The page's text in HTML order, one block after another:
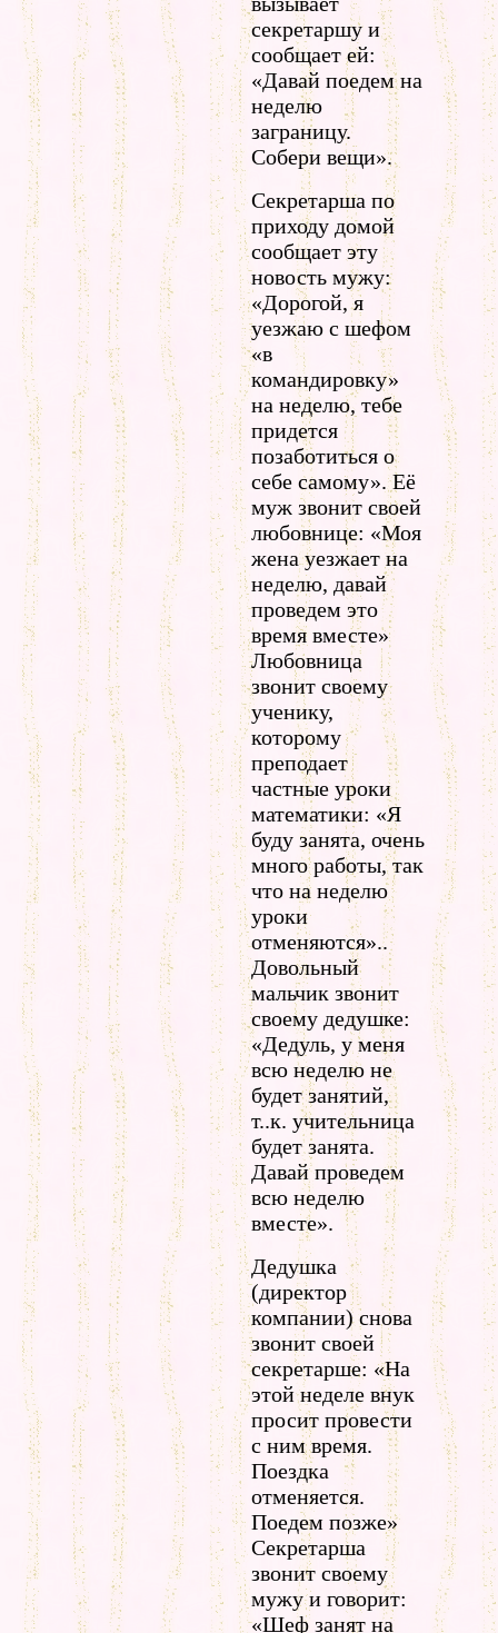
секретаршу и
сообщает ей:
«Давай поедем на
неделю
заграницу.
Собери вещи».
Секретарша по
приходу домой
сообщает эту
новость мужу:
«Дорогой, я
уезжаю с шефом
«в
командировку»
на неделю, тебе
придется
позаботиться о
себе самому». Её
муж звонит своей
любовнице: «Моя
жена уезжает на
неделю, давай
проведем это
время вместе»
Любовница
звонит своему
ученику,
которому
преподает
частные уроки
математики: «Я
буду занята, очень
много работы, так
что на неделю
уроки
отменяются»..
Довольный
мальчик звонит
своему дедушке:
«Дедуль, у меня
всю неделю не
будет занятий,
т..к. учительница
будет занята.
Давай проведем
всю неделю
вместе».
Дедушка
(директор
компании) снова
звонит своей
секретарше: «На
этой неделе внук
просит провести
с ним время.
Поездка
отменяется.
Поедем позже»
Секретарша
звонит своему
мужу и говорит:
«Шеф занят на